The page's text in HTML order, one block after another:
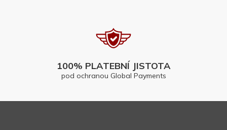
100% PLATEBNÍ JISTOTA
pod ochranou Global Payments